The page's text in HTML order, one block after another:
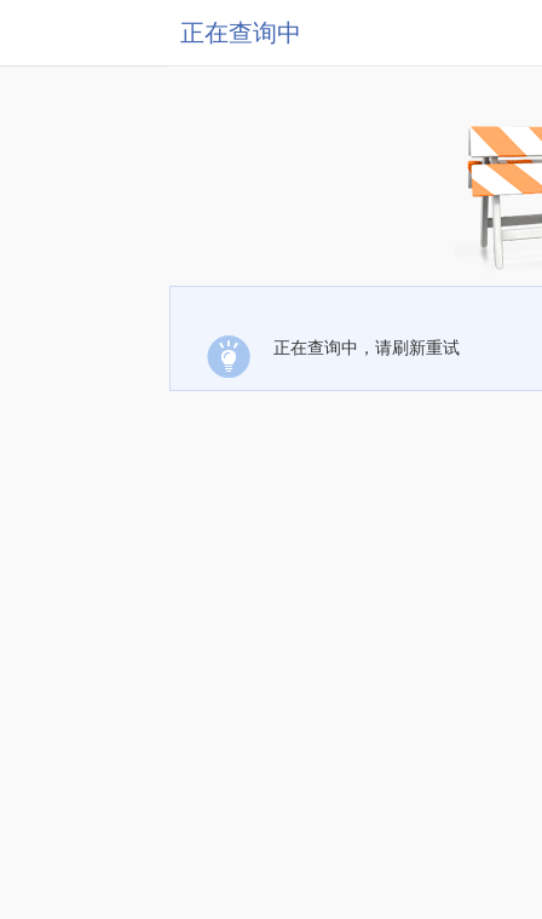
正在查询中
正在查询中，请刷新重试